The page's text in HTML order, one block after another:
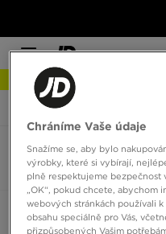
JD Sports Pánské
0
Seřadit:Doporučené
Chráníme Vaše údaje
Snažíme se, aby bylo
výrobky, které si vybírají,
plně respektujeme bezpečnost
„OK“, pokud chcete, abychom
webových stránkách používali
obsahu speciálně pro Vás,
přizpůsobených Vašim